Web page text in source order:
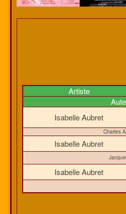
Artiste
Isabelle Aubret
Charles
Isabelle Aubret
Isabelle Aubret